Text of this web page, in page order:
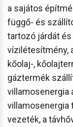
a sajátos
függő- és
tartozó járdát
vízilétesítmény,
kőolaj-,
gáztermék
villamosenergia
villamosenergia
vezeték, a